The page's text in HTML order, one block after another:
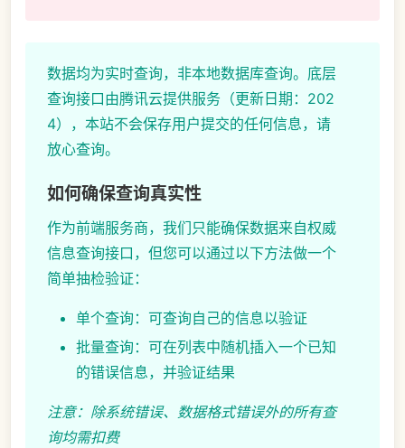
数据均为实时查询，非本地数据库查询。底层
查询接口由腾讯云提供服务（更新日期：202
4），本站不会保存用户提交的任何信息，请
放心查询。
如何确保查询真实性
作为前端服务商，我们只能确保数据来自权威
信息查询接口，但您可以通过以下方法做一个
简单抽检验证：
单个查询：可查询自己的信息以验证
批量查询：可在列表中随机插入一个已知
的错误信息，并验证结果
注意：除系统错误、数据格式错误外的所有查
询均需扣费